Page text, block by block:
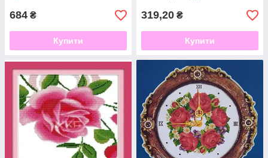
684 ₴
Купити
319,20 ₴
Купити